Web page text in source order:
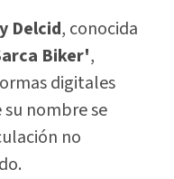
Delcid, conocida
Biker',
digitales
su nombre se
no